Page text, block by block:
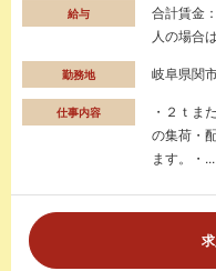
給与
合計賃金
人の場合
勤務地 岐阜県関
仕事内容
・２ｔま
の集荷・
ます。・...